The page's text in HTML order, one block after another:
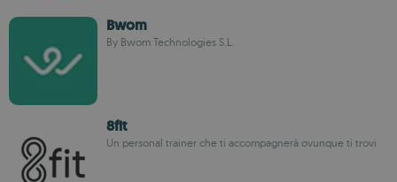
Bwom
By Bwom Technologies S.L.
8fit
Un personal trainer che ti accompagnerà ovunque ti trovi